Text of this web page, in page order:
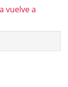
vuelve a